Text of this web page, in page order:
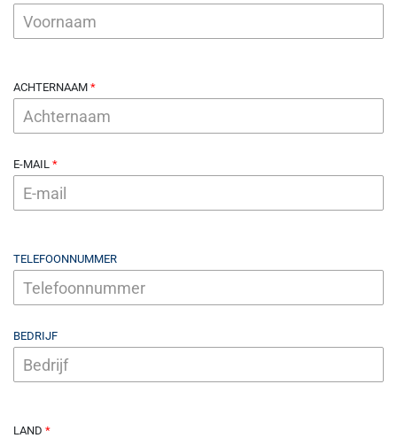
ACHTERNAAM
E-MAIL
TELEFOONNUMMER
BEDRIJF
LAND